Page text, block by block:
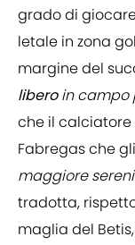
grado di
letale in zona
margine del
liberoin campo
che il
Fabregas che
maggiore
tradotta,
maglia del